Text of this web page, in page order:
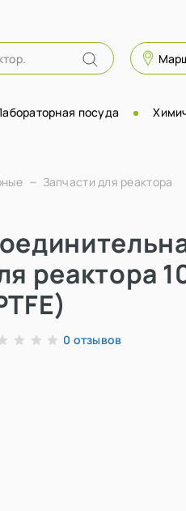
посуда
Запчасти для реактора
реактора
0 отзывов